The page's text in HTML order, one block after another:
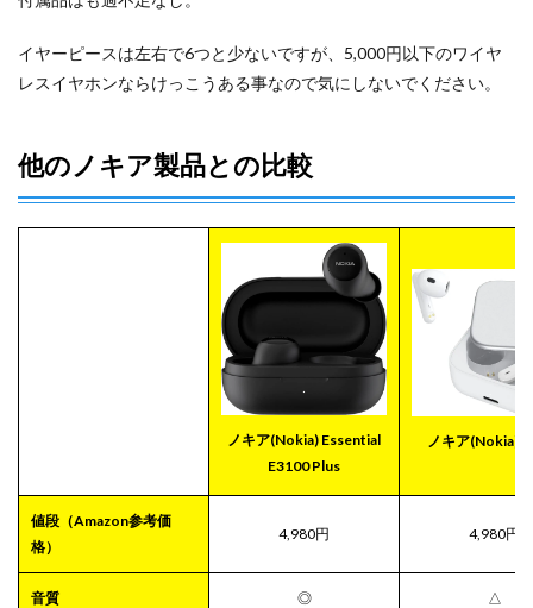
イヤーピースは左右で6つと少ないですが、5,000円以下のワイヤ
レスイヤホンならけっこうある事なので気にしないでください。
他のノキア製品との比較
ノキア(Nokia) Essential
E3100 Plus
ノキア(Nokia)
値段（Amazon参考価
格）
4,980円 4,980円
音質 ◎ △